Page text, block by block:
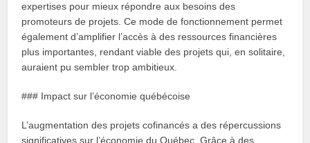
expertises pour mieux répondre aux besoins des
promoteurs de projets. Ce mode de fonctionnement permet
également d’amplifier l’accès à des ressources financières
plus importantes, rendant viable des projets qui, en solitaire,
auraient pu sembler trop ambitieux.
### Impact sur l’économie québécoise
L’augmentation des projets cofinancés a des répercussions
significatives sur l’économie du Québec. Grâce à des